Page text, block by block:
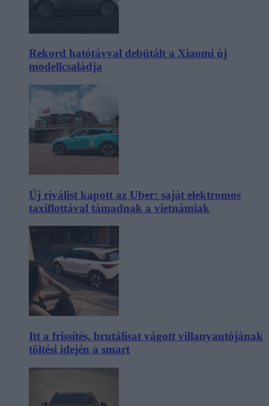
Rekord hatótávval debütált a Xiaomi új
modellcsaládja
Új riválist kapott az Uber: saját elektromos
taxiflottával támadnak a vietnámiak
Itt a frissítés, brutálisat vágott villanyautójának
töltési idején a smart